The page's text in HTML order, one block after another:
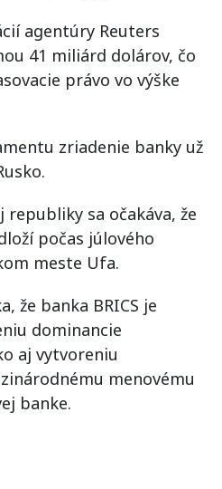
agentúry Reuters
41 miliárd dolárov, čo
právo vo výške
zriadenie banky už
sa očakáva, že
počas júlového
meste Ufa.
že banka BRICS je
dominancie
aj vytvoreniu
menovému
banke.